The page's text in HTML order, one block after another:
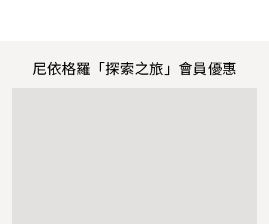
尼依格羅「探索之旅」會員優惠